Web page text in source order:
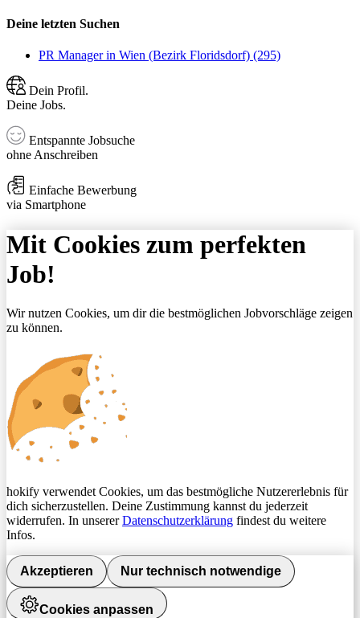
Deine letzten Suchen
PR Manager in Wien (Bezirk Floridsdorf) (295)
Dein Profil.
Deine Jobs.
Entspannte Jobsuche
ohne Anschreiben
Einfache Bewerbung
via Smartphone
Mit Cookies zum perfekten
Job!
Wir nutzen Cookies, um dir die bestmöglichen Jobvorschläge zeigen
zu können.
hokify verwendet Cookies, um das bestmögliche Nutzererlebnis für
dich sicherzustellen. Deine Zustimmung kannst du jederzeit
widerrufen. In unsererDatenschutzerklärung findest du weitere
Infos.
Akzeptieren Nur technisch notwendige
Cookies anpassen